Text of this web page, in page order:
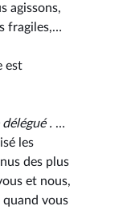
agissons,
fragiles,…
est
. …
les
des plus
et nous,
quand vous